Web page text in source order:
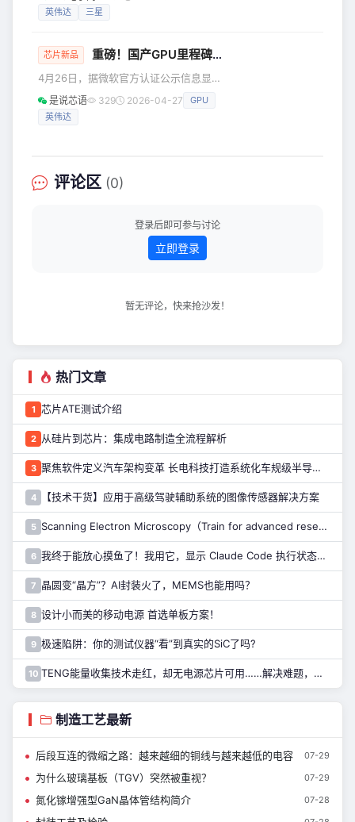
这时候，封装基板要承担更多任务： 它
SOCAMM2正在以远超行业预期的速度
位者 SOCAMM2的全称是Small Outline
Module 2，即第二代小外形压缩附着内
存模块，是JEDEC固态技术协会正在推
进最终落地的新一代企
英伟达 三星
芯片新品 重磅！国产GPU里程碑！全球第四！砺算7G100通过WHQL认证
4月26日，据微软官方认证公示信息显
示，砺算科技自研高性能图形GPU
7G100系列正式完成微软
首家、全球第四家通过该项严苛认证的
GPU设计企业，与英伟达、AMD、英特
队。 此次认证落地，并非单一产品技术
参数的常规达标，而是国产通
是说芯语 329 2026-04-27
GPU
英伟达
评论区 (0)
登录后即可参与讨论
立即登录
暂无评论，快来抢沙发！
热门文章
1 芯片ATE测试介绍
2 从硅片到芯片：集成电路制造全流程解析
3 聚焦软件定义汽车架构变革 长电科技打造系统化车规级半导体封测能力
4 【技术干货】应用于高级驾驶辅助系统的图像传感器解决方案
5 Scanning Electron Microscopy（Train for advanced research）扫描电子显微镜介绍（二）
6 我终于能放心摸鱼了！我用它，显示 Claude Code 执行状态……
7 晶圆变“晶方”？AI封装火了，MEMS也能用吗？
8 设计小而美的移动电源 首选单板方案！
9 极速陷阱：你的测试仪器“看”到真实的SiC了吗?
10 TENG能量收集技术走红，却无电源芯片可用……解决难题，只需一招！
制造工艺最新
后段互连的微缩之路：越来越细的铜线与越来越低的电容 07-29
为什么玻璃基板（TGV）突然被重视？ 07-29
氮化镓增强型GaN晶体管结构简介 07-28